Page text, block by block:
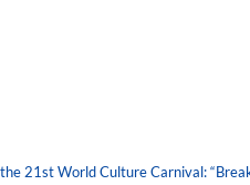
the 21st World Culture Carnival: